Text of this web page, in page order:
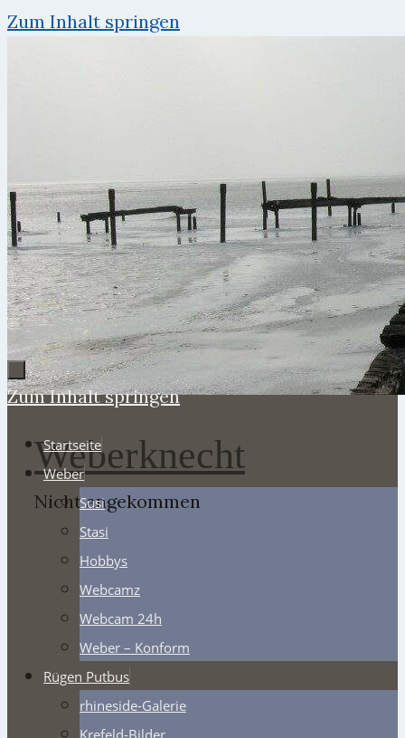
Zum Inhalt springen
Weberknecht
Nicht angekommen
Zum Inhalt springen
Startseite
Weber
Susi
Stasi
Hobbys
Webcamz
Webcam 24h
Weber – Konform
Rügen Putbus
rhineside-Galerie
Krefeld-Bilder